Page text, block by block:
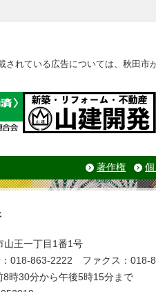
されている広告については、秋田市
著作権
王一丁目1番1号
：018-863-2222 ファクス：018-
8時30分から午後5時15分まで